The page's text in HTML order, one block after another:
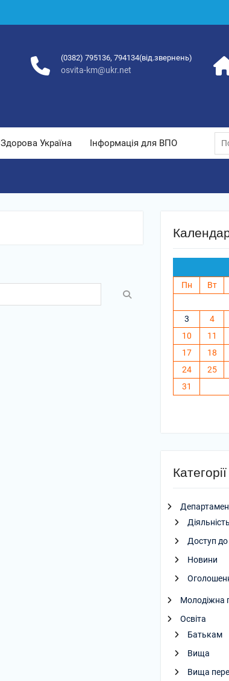
(0382) 795136, 794134(від.звернень)
osvita-km@ukr.net
Здорова Україна Інформація для ВПО
Пн
Вт
3
4
10
11
17
18
24
25
31
Діяльність
Доступ до
Новини
Молодіжна
Освіта
Батькам
Вища
Вища